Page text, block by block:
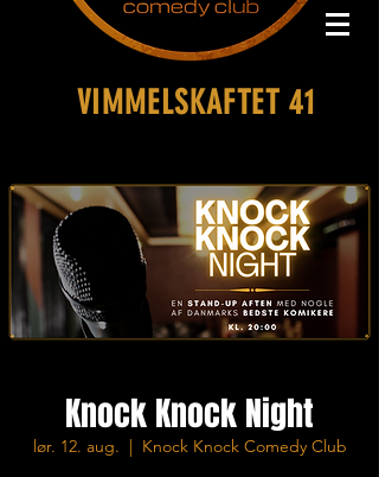
VIMMELSKAFTET 41
Knock Knock Night
lør. 12. aug.
  |
Knock Knock Comedy Club